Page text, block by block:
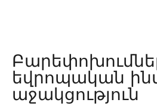
եվրոպական
աջակցություն